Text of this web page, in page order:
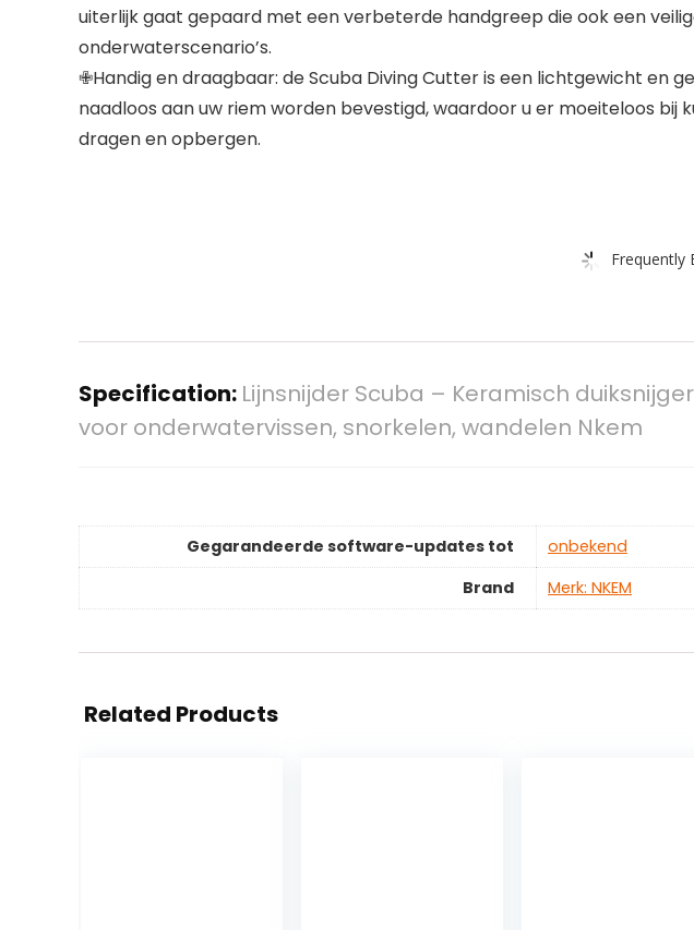
uiterlijk gaat gepaard met een verbeterde handgreep die ook een
onderwaterscenario’s.
✙Handig en draagbaar: de Scuba Diving Cutter is een lichtgewicht en
naadloos aan uw riem worden bevestigd, waardoor u er moeiteloos
dragen en opbergen.
Frequently
Specification: Lijnsnijder Scuba – Keramisch
voor onderwatervissen, snorkelen, wandelen Nkem
Gegarandeerde software-updates tot
‎onbekend
Brand
Merk: NKEM
Related Products